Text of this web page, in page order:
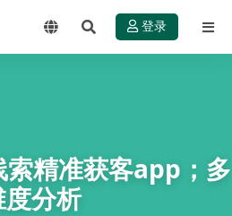
登录
精准获客app；多
分析